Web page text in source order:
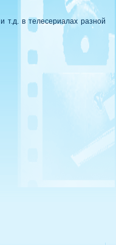
т.д. в телесериалах разной